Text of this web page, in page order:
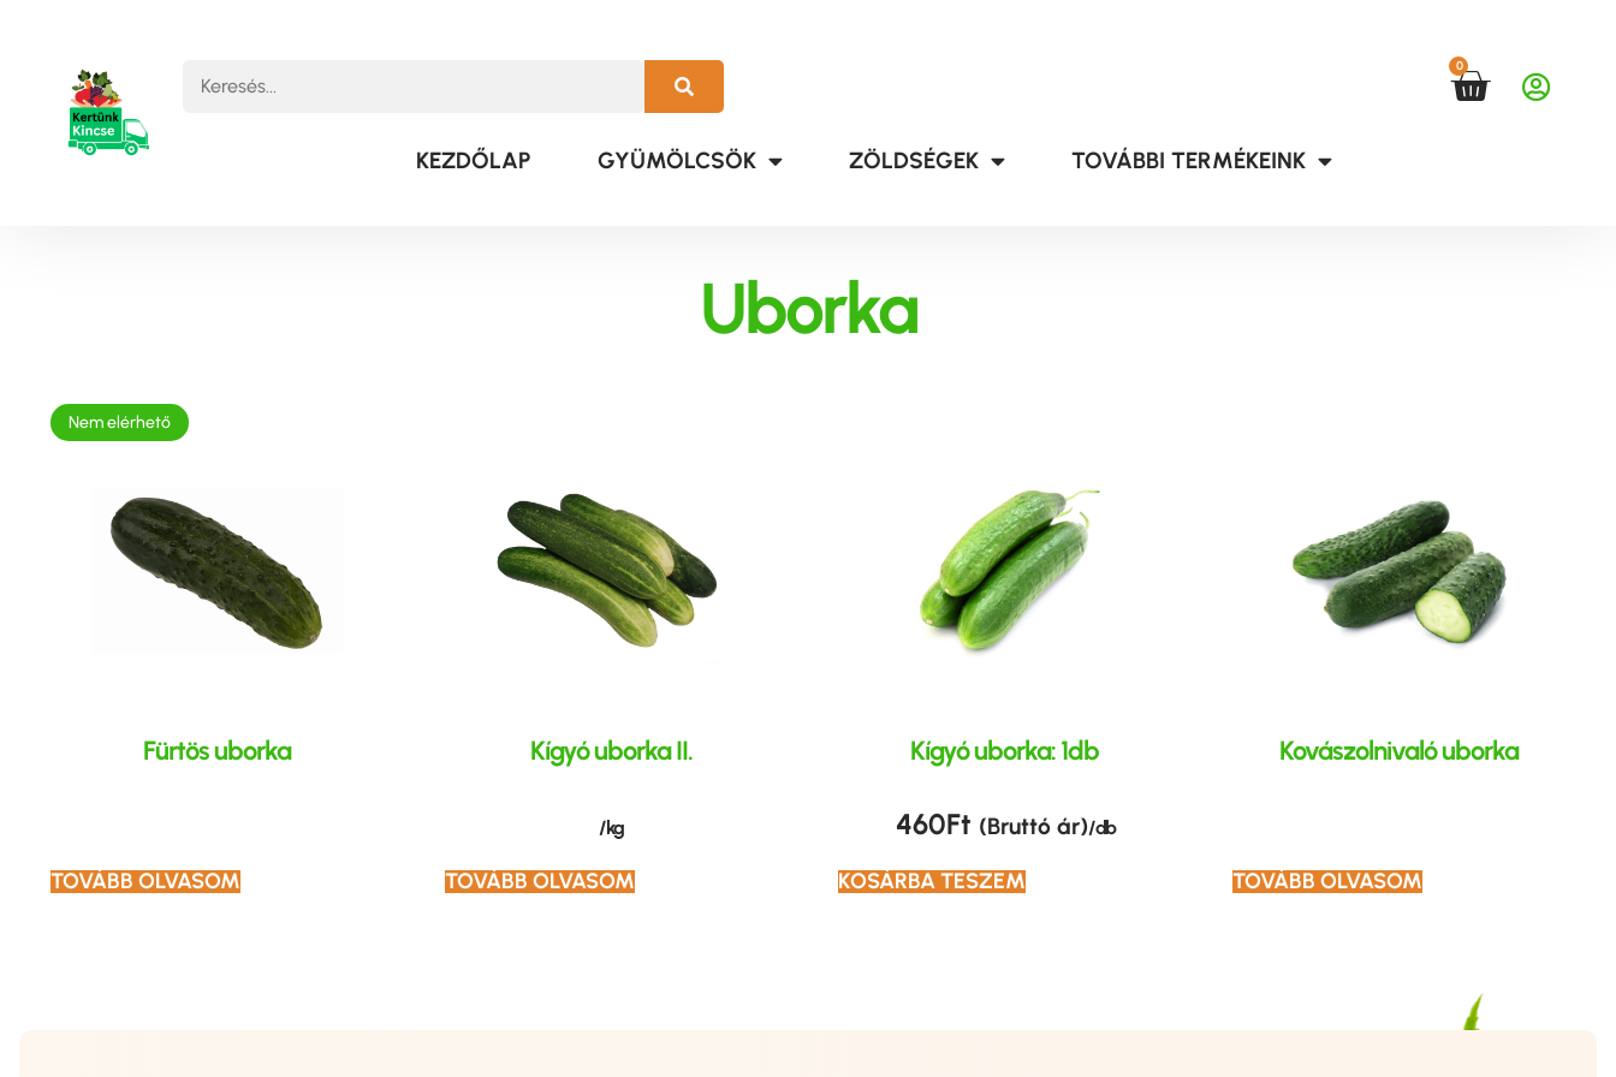
0
KEZDŐLAP GYÜMÖLCSÖK ZÖLDSÉGEK TOVÁBBI TERMÉKEINK
Uborka
Nem elérhető
Fürtös uborka
TOVÁBB OLVASOM
Kígyó uborka II.
/ kg
TOVÁBB OLVASOM
Kígyó uborka: 1db
460Ft (Bruttó ár)/ db
KOSÁRBA TESZEM
Kovászolnivaló uborka
TOVÁBB OLVASOM